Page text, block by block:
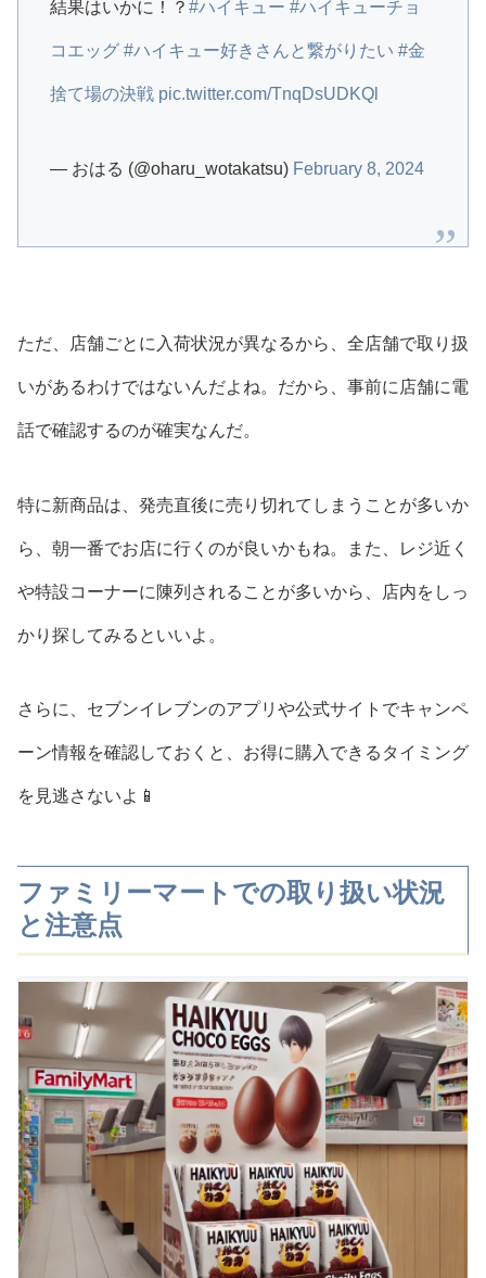
結果はいかに！？ #ハイキュー #ハイキューチョ
コエッグ #ハイキュー好きさんと繋がりたい #金
捨て場の決戦 pic.twitter.com/TnqDsUDKQl
— おはる (@oharu_wotakatsu) February 8, 2024
ただ、店舗ごとに入荷状況が異なるから、全店舗で取り扱
いがあるわけではないんだよね。だから、事前に店舗に電
話で確認するのが確実なんだ。
特に新商品は、発売直後に売り切れてしまうことが多いか
ら、朝一番でお店に行くのが良いかもね。また、レジ近く
や特設コーナーに陳列されることが多いから、店内をしっ
かり探してみるといいよ。
さらに、セブンイレブンのアプリや公式サイトでキャンペ
ーン情報を確認しておくと、お得に購入できるタイミング
を見逃さないよ📱
ファミリーマートでの取り扱い状況
と注意点